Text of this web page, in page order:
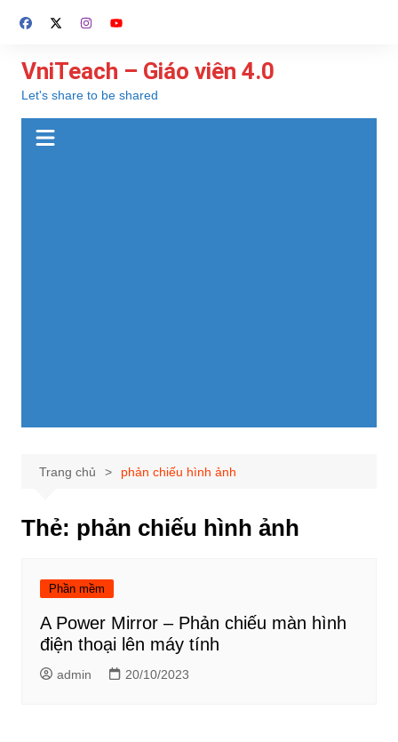
đến
dung
VniTeach – Giáo viên 4.0
Let's share to be shared
Trang chủ phản chiếu hình ảnh
Thẻ: phản chiếu hình ảnh
Phần mềm
A Power Mirror – Phản chiếu màn hình
điện thoại lên máy tính
admin 20/10/2023